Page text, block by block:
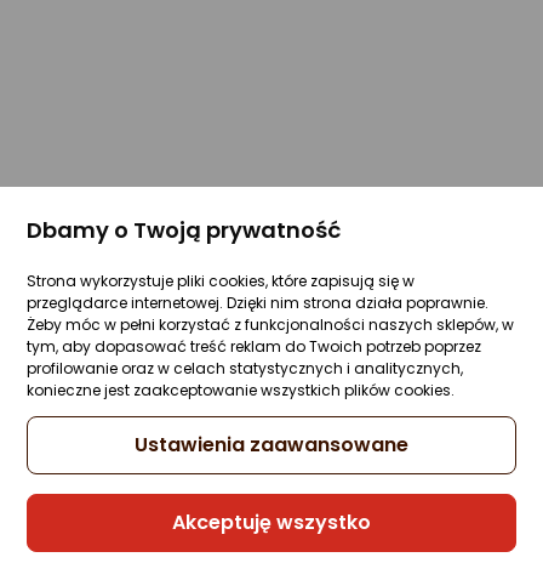
Dbamy o Twoją prywatność
Strona wykorzystuje pliki cookies, które zapisują się w
przeglądarce internetowej. Dzięki nim strona działa poprawnie.
Żeby móc w pełni korzystać z funkcjonalności naszych sklepów, w
tym, aby dopasować treść reklam do Twoich potrzeb poprzez
profilowanie oraz w celach statystycznych i analitycznych,
konieczne jest zaakceptowanie wszystkich plików cookies.
Ustawienia zaawansowane
Akceptuję wszystko